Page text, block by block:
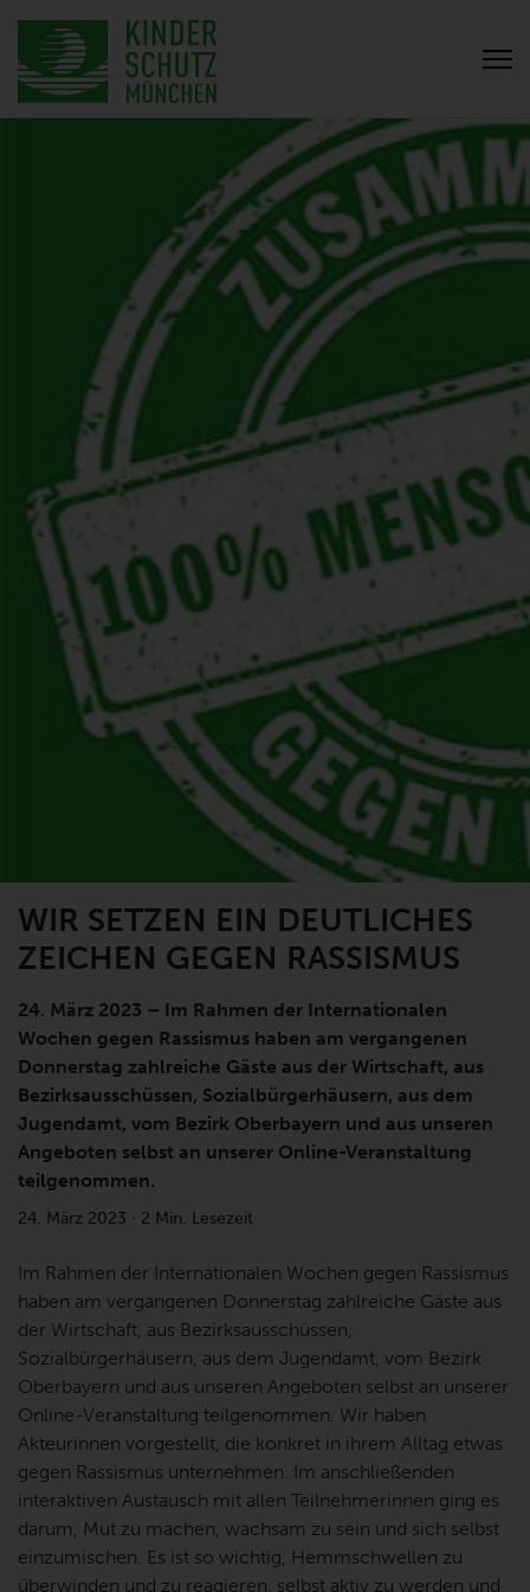
WIR SETZEN EIN DEUTLICHES
ZEICHEN GEGEN RASSISMUS
24. März 2023 – Im Rahmen der Internationalen
Wochen gegen Rassismus haben am vergangenen
Donnerstag zahlreiche Gäste aus der Wirtschaft, aus
Bezirksausschüssen, Sozialbürgerhäusern, aus dem
Jugendamt, vom Bezirk Oberbayern und aus unseren
Angeboten selbst an unserer Online-Veranstaltung
teilgenommen.
24. März 2023 · 2 Min. Lesezeit
Im Rahmen der Internationalen Wochen gegen Rassismus
haben am vergangenen Donnerstag zahlreiche Gäste aus
der Wirtschaft, aus Bezirksausschüssen,
Sozialbürgerhäusern, aus dem Jugendamt, vom Bezirk
Oberbayern und aus unseren Angeboten selbst an unserer
Online-Veranstaltung teilgenommen. Wir haben
Akteurinnen vorgestellt, die konkret in ihrem Alltag etwas
gegen Rassismus unternehmen. Im anschließenden
interaktiven Austausch mit allen Teilnehmerinnen ging es
darum, Mut zu machen, wachsam zu sein und sich selbst
einzumischen. Es ist so wichtig, Hemmschwellen zu
überwinden und zu reagieren, selbst aktiv zu werden und